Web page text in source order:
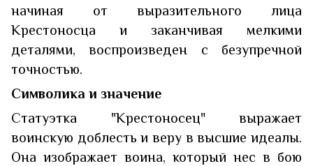
начиная от выразительного лица
Крестоносца и заканчивая мелкими
деталями, воспроизведен с безупречной
точностью.
Символика и значение
Статуэтка "Крестоносец" выражает
воинскую доблесть и веру в высшие идеалы.
Она изображает воина, который нес в бою